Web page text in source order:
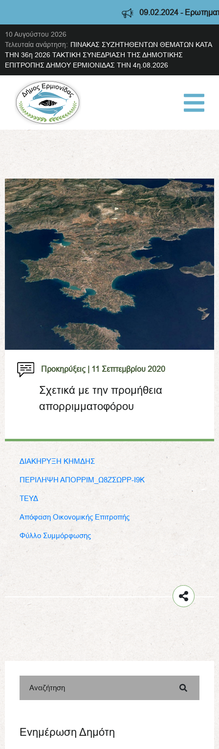
09.02.2024 -
10 Αυγούστου 2026
Τελευταία ανάρτηση: ΠΙΝΑΚΑΣ ΣΥΖΗΤΗΘΕΝΤΩΝ ΘΕΜΑΤΩΝ ΚΑΤΑ
ΤΗΝ 36η 2026 ΤΑΚΤΙΚΗ ΣΥΝΕΔΡΙΑΣΗ ΤΗΣ ΔΗΜΟΤΙΚΗΣ
ΕΠΙΤΡΟΠΗΣ ΔΗΜΟΥ ΕΡΜΙΟΝΙΔΑΣ ΤΗΝ 4η.08.2026
Προκηρύξεις | 11 Σεπτεμβρίου 2020
Σχετικά με την προμήθεια
απορριμματοφόρου
ΔΙΑΚΗΡΥΞΗ ΚΗΜΔΗΣ
ΠΕΡΙΛΗΨΗ ΑΠΟΡΡΙΜ_Ω8ΖΣΩΡΡ-Ι9Κ
ΤΕΥΔ
Απόφαση Οικονομικής Επιτροπής
Φύλλο Συμμόρφωσης
Αναζήτηση
Ενημέρωση Δημότη